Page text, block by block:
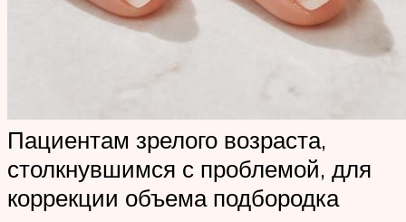
Пациентам зрелого возраста,
столкнувшимся с проблемой, для
коррекции объема подбородка